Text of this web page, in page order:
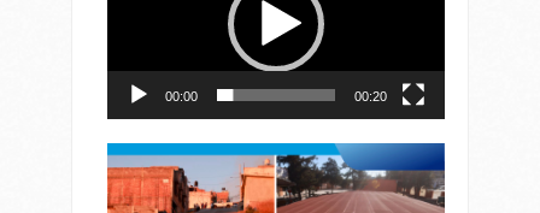
00:00 00:20